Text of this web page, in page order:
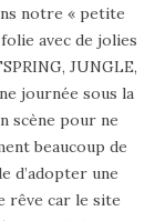
notre « petite
avec de jolies
JUNGLE,
journée sous la
scène pour ne
beaucoup de
d’adopter une
rêve car le site